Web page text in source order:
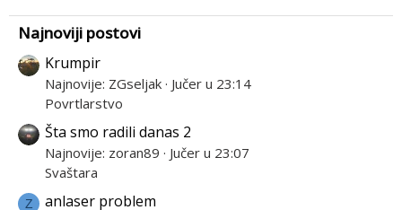
Najnoviji postovi
Krumpir
Najnovije: ZGseljak Jučer u 23:14
Povrtlarstvo
Šta smo radili danas 2
Najnovije: zoran89
Jučer u 23:07
Svaštara
Z anlaser problem